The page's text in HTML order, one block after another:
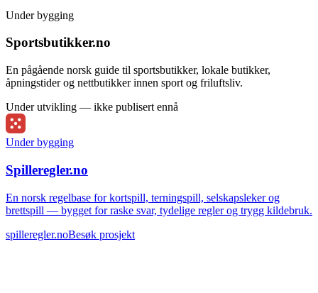
Under bygging
Sportsbutikker.no
En pågående norsk guide til sportsbutikker, lokale butikker,
åpningstider og nettbutikker innen sport og friluftsliv.
Under utvikling — ikke publisert ennå
Under bygging
Spilleregler.no
En norsk regelbase for kortspill, terningspill, selskapsleker og
brettspill — bygget for raske svar, tydelige regler og trygg kildebruk.
spilleregler.noBesøk prosjekt